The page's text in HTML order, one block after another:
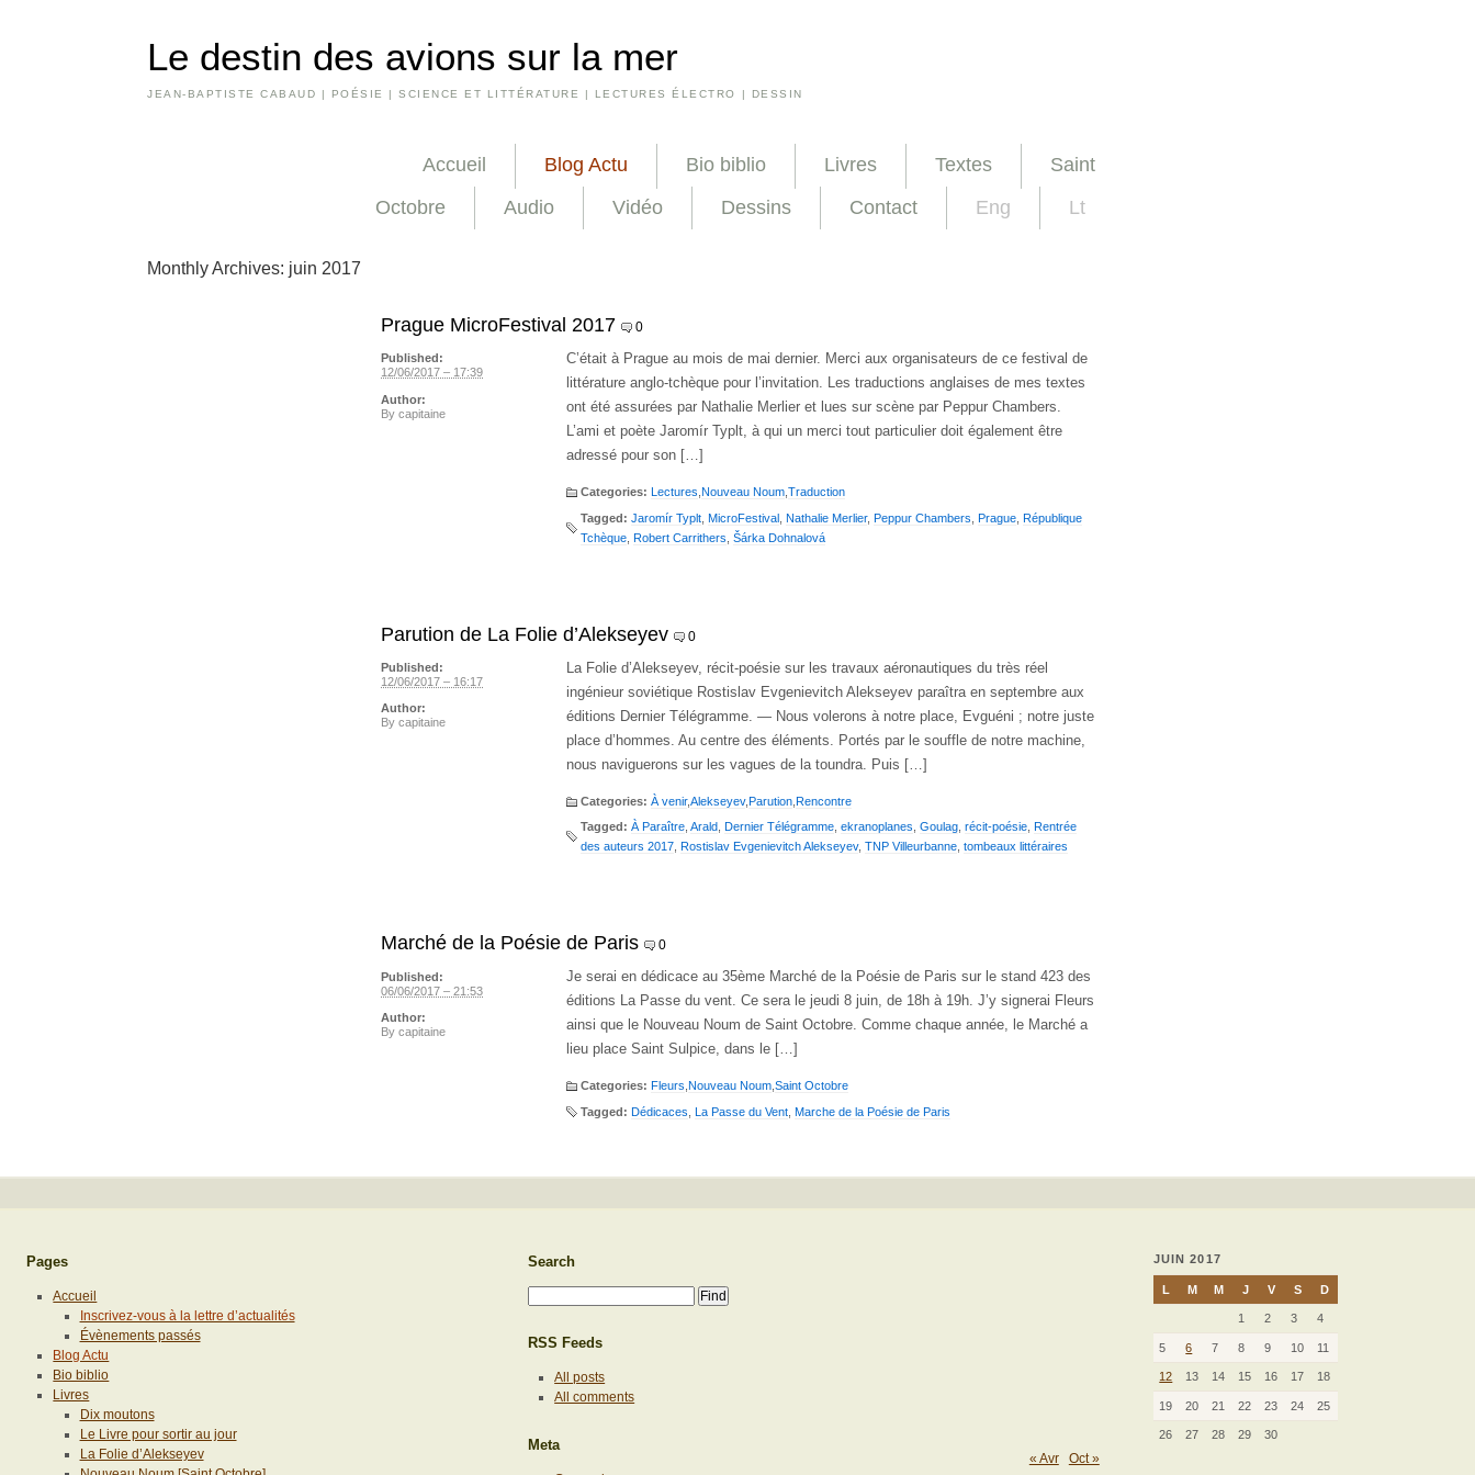
Le destin des avions sur la mer
JEAN-BAPTISTE CABAUD | POÉSIE | SCIENCE ET LITTÉRATURE | LECTURES ÉLECTRO | DESSIN
Accueil Blog Actu Bio biblio Livres Textes
Saint
Octobre
Audio Vidéo Dessins Contact Eng Lt
Monthly Archives: juin 2017
Prague MicroFestival 2017 0
C’était à Prague au mois de mai dernier. Merci aux organisateurs de ce festival de
littérature anglo-tchèque pour l’invitation. Les traductions anglaises de mes textes
ont été assurées par Nathalie Merlier et lues sur scène par Peppur Chambers.
L’ami et poète Jaromír Typlt, à qui un merci tout particulier doit également être
adressé pour son […]
Categories: Lectures Nouveau Noum Traduction
Tagged: Jaromír Typlt MicroFestival Nathalie Merlier, Peppur Chambers Prague République
Tchèque Robert Carrithers Šárka Dohnalová
Published:
12/06/2017 – 17:39
Author:
By capitaine
Parution de La Folie d’Alekseyev 0
La Folie d’Alekseyev, récit-poésie sur les travaux aéronautiques du très réel
ingénieur soviétique Rostislav Evgenievitch Alekseyev paraîtra en septembre aux
éditions Dernier Télégramme. — Nous volerons à notre place, Evguéni ; notre juste
place d’hommes. Au centre des éléments. Portés par le souffle de notre machine,
nous naviguerons sur les vagues de la toundra. Puis […]
Categories: À venir,Alekseyev,Parution Rencontre
Tagged: À Paraître Arald Dernier Télégramme ekranoplanes Goulag récit-poésie
Rentrée
des auteurs 2017
Rostislav Evgenievitch Alekseyev, TNP Villeurbanne tombeaux littéraires
Published:
12/06/2017 – 16:17
Author:
By capitaine
Marché de la Poésie de Paris 0
Je serai en dédicace au 35ème Marché de la Poésie de Paris sur le stand 423 des
éditions La Passe du vent. Ce sera le jeudi 8 juin, de 18h à 19h. J’y signerai Fleurs
ainsi que le Nouveau Noum de Saint Octobre. Comme chaque année, le Marché a
lieu place Saint Sulpice, dans le […]
Categories: Fleurs,Nouveau Noum,Saint Octobre
Tagged: Dédicaces La Passe du Vent Marche de la Poésie de Paris
Published:
06/06/2017 – 21:53
Author:
By capitaine
Pages
Accueil
Inscrivez-vous à la lettre d’actualités
Évènements passés
Blog Actu
Bio biblio
Livres
Dix moutons
Le Livre pour sortir au jour
La Folie d’Alekseyev
Search
RSS Feeds
All posts
All comments
Meta
JUIN 2017
L M M J V S D
1 2 3 4
5 6 7 8 9 10 11
12 13 14 15 16 17 18
19 20 21 22 23 24 25
26 27 28 29 30
« Avr Oct »